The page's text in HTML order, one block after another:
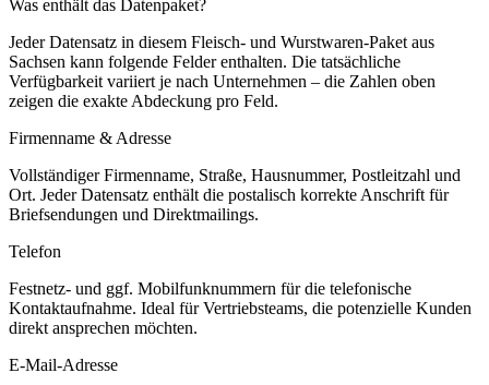
Was enthält das Datenpaket?
Jeder Datensatz in diesem Fleisch- und Wurstwaren-Paket aus
Sachsen kann folgende Felder enthalten. Die tatsächliche
Verfügbarkeit variiert je nach Unternehmen – die Zahlen oben
zeigen die exakte Abdeckung pro Feld.
Firmenname & Adresse
Vollständiger Firmenname, Straße, Hausnummer, Postleitzahl und
Ort. Jeder Datensatz enthält die postalisch korrekte Anschrift für
Briefsendungen und Direktmailings.
Telefon
Festnetz- und ggf. Mobilfunknummern für die telefonische
Kontaktaufnahme. Ideal für Vertriebsteams, die potenzielle Kunden
direkt ansprechen möchten.
E-Mail-Adresse